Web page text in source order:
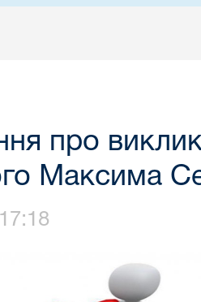
про
Максима